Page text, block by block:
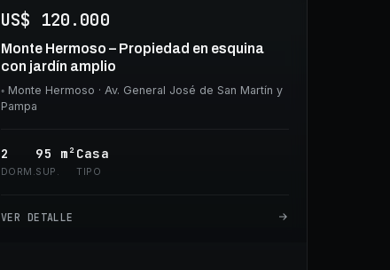
US$ 120.000
Monte Hermoso – Propiedad en esquina
con jardín amplio
◦ Monte Hermoso · Av. General José de San Martín y
Pampa
2
DORM.
95 m²
SUP.
Casa
TIPO
VER DETALLE